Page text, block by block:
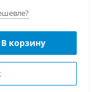
В корзину